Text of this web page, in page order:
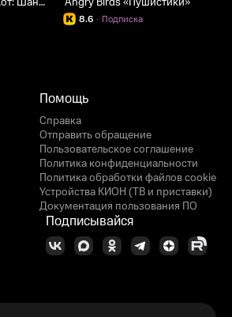
8.6 Подписка
·
Помощь
Справка
Отправить обращение
Пользовательское соглашение
Политика конфиденциальности
Политика обработки файлов cookie
Устройства КИОН (ТВ и приставки)
Документация пользования ПО
Подписывайся